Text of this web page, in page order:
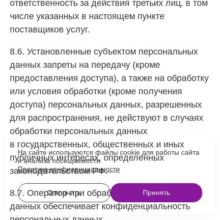
ответственность за действия третьих лиц, в том
числе указанных в настоящем пункте
поставщиков услуг.
8.6. Установленные субъектом персональных
данных запреты на передачу (кроме
предоставления доступа), а также на обработку
или условия обработки (кроме получения
доступа) персональных данных, разрешенных
для распространения, не действуют в случаях
обработки персональных данных
в государственных, общественных и иных
публичных интересах, определенных
законодательством РФ.
8.7. Оператор при обработке персональных
данных обеспечивает конфиденциальность
На сайте используются файлы cookie для работы сайта
и анализа посещаемости.
Политика конфиденциальности
Отклонить Принять